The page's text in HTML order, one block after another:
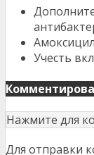
Учесть
Нажмите для
Для отправки